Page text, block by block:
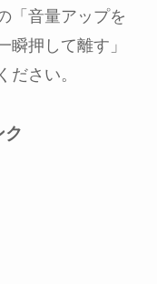
「音量アップを
瞬押して離す」
ださい。
ク